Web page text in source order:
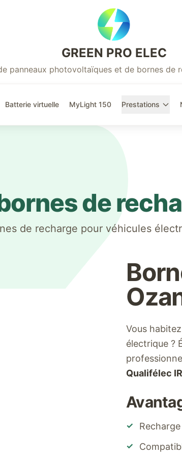
GREEN PRO ELEC
panneaux photovoltaïques et de bornes de
Batterie virtuelle MyLight 150 Prestations
de
de recharge pour véhicules
Vous
électrique ?
Qualifélec
✓
✓